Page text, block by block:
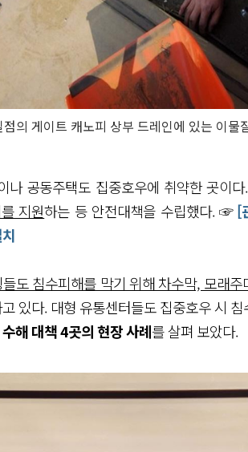
점의 게이트 캐노피 상부 드레인에 있는 이
나 공동주택도 집중호우에 취약한 곳이다.
지원하는 등 안전대책을 수립했다. ☞[
도 침수피해를 막기 위해 차수막, 모래
있다. 대형 유통센터들도 집중호우 시
해 대책 4곳의 현장 사례를 살펴 보았다.